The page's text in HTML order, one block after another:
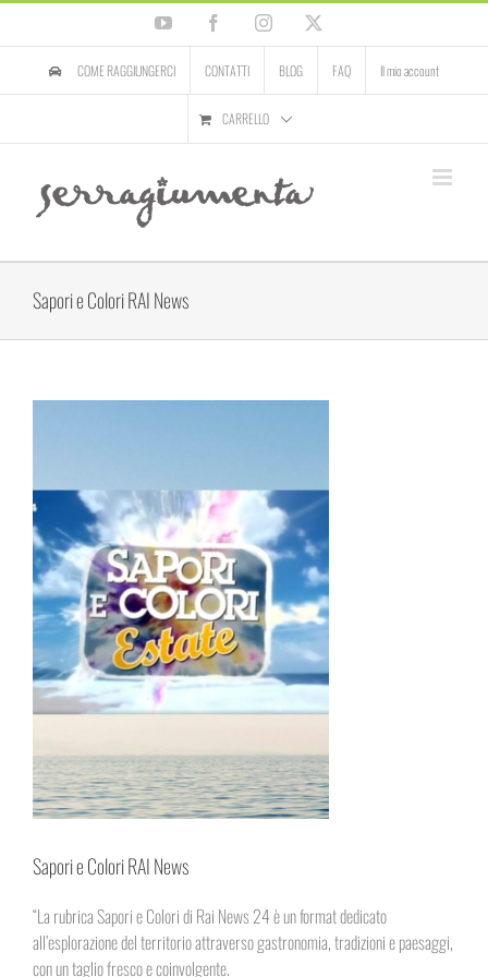
Salta
contenuto
YouTube FacebookInstagram
COME RAGGIUNGERCI CONTATTI BLOG FAQ Il mio account
CARRELLO
Sapori e Colori RAI News
Sapori e Colori RAI News
“La rubrica Sapori e Colori di Rai News 24 è un format dedicato
all’esplorazione del territorio attraverso gastronomia, tradizioni e paesaggi,
con un taglio fresco e coinvolgente.